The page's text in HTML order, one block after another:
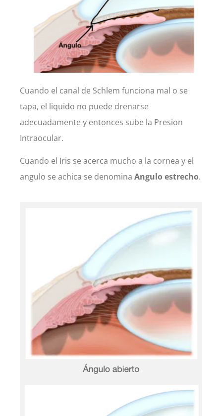
Cuando el canal de Schlem funciona mal o se
tapa, el liquido no puede drenarse
adecuadamente y entonces sube la Presion
Intraocular.
Cuando el Iris se acerca mucho a la cornea y el
angulo se achica se denomina Angulo estrecho.